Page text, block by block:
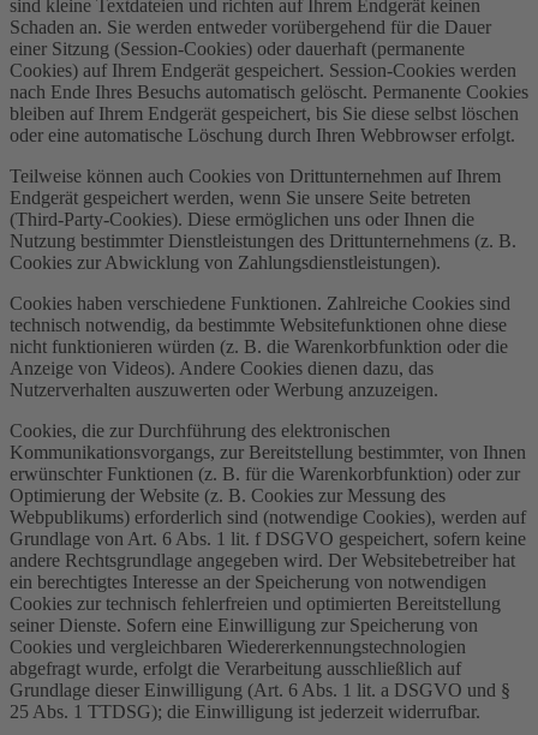
sind kleine Textdateien und richten auf Ihrem Endgerät keinen
Schaden an. Sie werden entweder vorübergehend für die Dauer
einer Sitzung (Session-Cookies) oder dauerhaft (permanente
Cookies) auf Ihrem Endgerät gespeichert. Session-Cookies werden
nach Ende Ihres Besuchs automatisch gelöscht. Permanente Cookies
bleiben auf Ihrem Endgerät gespeichert, bis Sie diese selbst löschen
oder eine automatische Löschung durch Ihren Webbrowser erfolgt.
Teilweise können auch Cookies von Drittunternehmen auf Ihrem
Endgerät gespeichert werden, wenn Sie unsere Seite betreten
(Third-Party-Cookies). Diese ermöglichen uns oder Ihnen die
Nutzung bestimmter Dienstleistungen des Drittunternehmens (z. B.
Cookies zur Abwicklung von Zahlungsdienstleistungen).
Cookies haben verschiedene Funktionen. Zahlreiche Cookies sind
technisch notwendig, da bestimmte Websitefunktionen ohne diese
nicht funktionieren würden (z. B. die Warenkorbfunktion oder die
Anzeige von Videos). Andere Cookies dienen dazu, das
Nutzerverhalten auszuwerten oder Werbung anzuzeigen.
Cookies, die zur Durchführung des elektronischen
Kommunikationsvorgangs, zur Bereitstellung bestimmter, von Ihnen
erwünschter Funktionen (z. B. für die Warenkorbfunktion) oder zur
Optimierung der Website (z. B. Cookies zur Messung des
Webpublikums) erforderlich sind (notwendige Cookies), werden auf
Grundlage von Art. 6 Abs. 1 lit. f DSGVO gespeichert, sofern keine
andere Rechtsgrundlage angegeben wird. Der Websitebetreiber hat
ein berechtigtes Interesse an der Speicherung von notwendigen
Cookies zur technisch fehlerfreien und optimierten Bereitstellung
seiner Dienste. Sofern eine Einwilligung zur Speicherung von
Cookies und vergleichbaren Wiedererkennungstechnologien
abgefragt wurde, erfolgt die Verarbeitung ausschließlich auf
Grundlage dieser Einwilligung (Art. 6 Abs. 1 lit. a DSGVO und §
25 Abs. 1 TTDSG); die Einwilligung ist jederzeit widerrufbar.